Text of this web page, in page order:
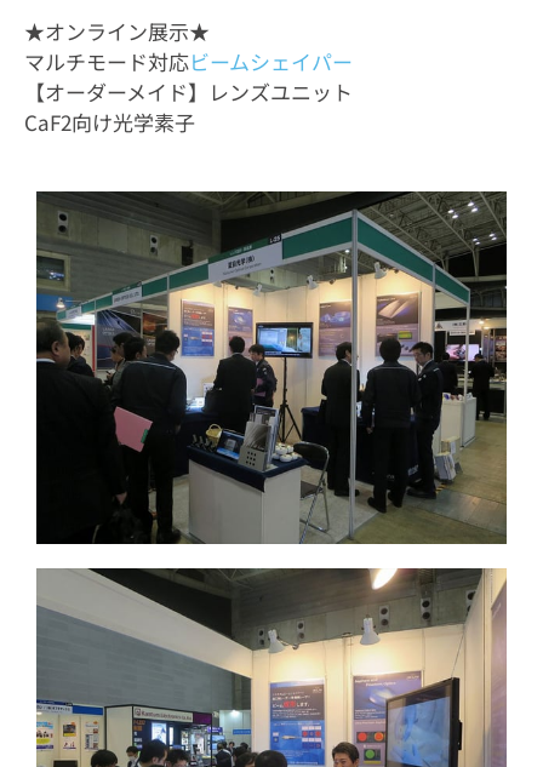
★オンライン展示★
マルチモード対応ビームシェイパー
【オーダーメイド】レンズユニット
CaF2向け光学素子